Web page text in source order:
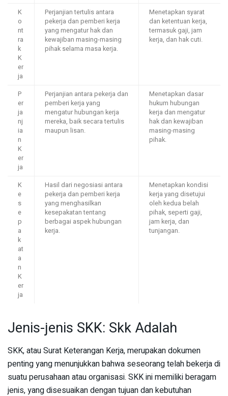
K
o
nt
ra
k
K
er
ja
Perjanjian tertulis antara
pekerja dan pemberi kerja
yang mengatur hak dan
kewajiban masing-masing
pihak selama masa kerja.
Menetapkan syarat
dan ketentuan kerja,
termasuk gaji, jam
kerja, dan hak cuti.
P
er
ja
nj
ia
n
K
er
ja
Perjanjian antara pekerja dan
pemberi kerja yang
mengatur hubungan kerja
mereka, baik secara tertulis
maupun lisan.
Menetapkan dasar
hukum hubungan
kerja dan mengatur
hak dan kewajiban
masing-masing
pihak.
K
e
s
e
p
a
k
at
a
n
K
er
ja
Hasil dari negosiasi antara
pekerja dan pemberi kerja
yang menghasilkan
kesepakatan tentang
berbagai aspek hubungan
kerja.
Menetapkan kondisi
kerja yang disetujui
oleh kedua belah
pihak, seperti gaji,
jam kerja, dan
tunjangan.
Jenis-jenis SKK: Skk Adalah
SKK, atau Surat Keterangan Kerja, merupakan dokumen
penting yang menunjukkan bahwa seseorang telah bekerja di
suatu perusahaan atau organisasi. SKK ini memiliki beragam
jenis, yang disesuaikan dengan tujuan dan kebutuhan